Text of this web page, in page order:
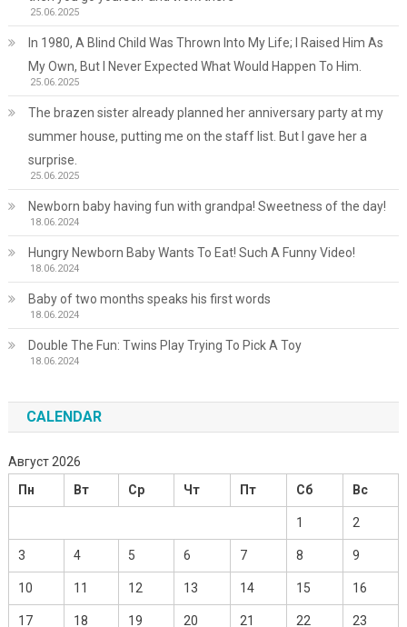
25.06.2025
In 1980, A Blind Child Was Thrown Into My Life; I Raised Him As
My Own, But I Never Expected What Would Happen To Him.
25.06.2025
The brazen sister already planned her anniversary party at my
summer house, putting me on the staff list. But I gave her a
surprise.
25.06.2025
Newborn baby having fun with grandpa! Sweetness of the day!
18.06.2024
Hungry Newborn Baby Wants To Eat! Such A Funny Video!
18.06.2024
Baby of two months speaks his first words
18.06.2024
Double The Fun: Twins Play Trying To Pick A Toy
18.06.2024
CALENDAR
Август 2026
Пн
Вт Ср Чт Пт Сб Вс
1 2
3 4 5 6 7 8 9
10 11 12 13 14 15 16
17 18 19 20 21 22 23